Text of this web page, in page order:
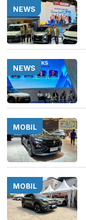
NEWS
NEWS
MOBIL
MOBIL